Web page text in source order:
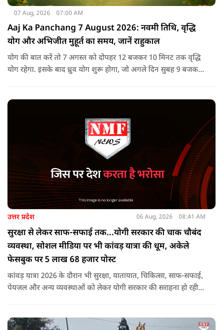
07 Aug, 2026 07:00 AM
Aaj Ka Panchang 7 August 2026: नवमी तिथि, वृद्धि
योग और अभिजीत मुहूर्त का समय, जानें राहुकाल
योग की बात करें तो 7 अगस्त को दोपहर 12 बजकर 10 मिनट तक वृद्धि
योग रहेगा. इसके बाद ध्रुव योग शुरू होगा, जो अगले दिन सुबह 9 बजकर
उत्तर प्रदेश 06 Aug, 2026 08:41 AM
सुरक्षा से लेकर साफ-सफाई तक...योगी सरकार की चाक चौबंद
व्यवस्था, सोशल मीडिया पर भी कांवड़ यात्रा की धूम, अकेले
फेसबुक पर 5 लाख 68 हजार पोस्ट
कांवड़ यात्रा 2026 के दौरान भी सुरक्षा, यातायात, चिकित्सा, साफ-सफाई,
पेयजल और अन्य व्यवस्थाओं को लेकर योगी सरकार की सराहना हो रही